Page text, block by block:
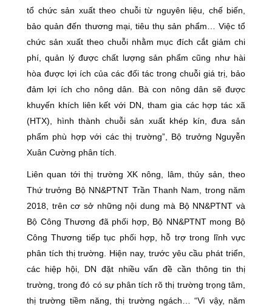
tổ chức sản xuất theo chuỗi từ nguyên liệu, chế biến,
bảo quản đến thương mại, tiêu thụ sản phẩm… Việc tổ
chức sản xuất theo chuỗi nhằm mục đích cắt giảm chi
phí, quản lý được chất lượng sản phẩm cũng như hài
hòa được lợi ích của các đối tác trong chuỗi giá trị, bảo
đảm lợi ích cho nông dân. Bà con nông dân sẽ được
khuyến khích liên kết với DN, tham gia các hợp tác xã
(HTX), hình thành chuỗi sản xuất khép kín, đưa sản
phẩm phù hợp với các thị trường”, Bộ trưởng Nguyễn
Xuân Cường phân tích.
Liên quan tới thị trường XK nông, lâm, thủy sản, theo
Thứ trưởng Bộ NN&PTNT Trần Thanh Nam, trong năm
2018, trên cơ sở những nội dung mà Bộ NN&PTNT và
Bộ Công Thương đã phối hợp, Bộ NN&PTNT mong Bộ
Công Thương tiếp tục phối hợp, hỗ trợ trong lĩnh vực
phân tích thị trường. Hiện nay, trước yêu cầu phát triển,
các hiệp hội, DN đặt nhiều vấn đề cần thông tin thị
trường, trong đó có sự phân tích rõ thị trường trọng tâm,
thị trường tiềm năng, thị trường ngách… “Vì vậy, năm